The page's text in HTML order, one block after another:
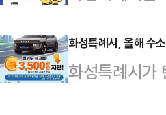
화된 제도와
개발을 통해
과 안전성을
장 적용 기회
를 공공시설
재)'의 두 번째
고 12일 밝혔
가 돼 독립운
성하는 탐방
화성특례시, 올해 수
화성특례시가
규모의 물량